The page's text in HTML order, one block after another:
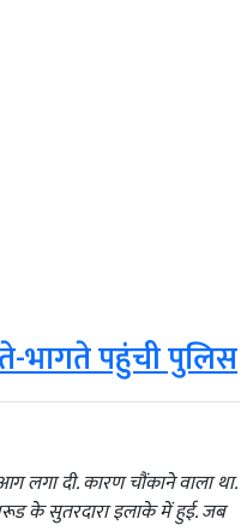
भागते पहुंची पुलिस
लगा दी. कारण चौंकाने वाला था.
के सुतरदारा इलाके में हुई. जब